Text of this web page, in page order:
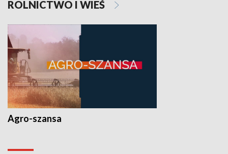
ROLNICTWO I WIEŚ
Agro-szansa